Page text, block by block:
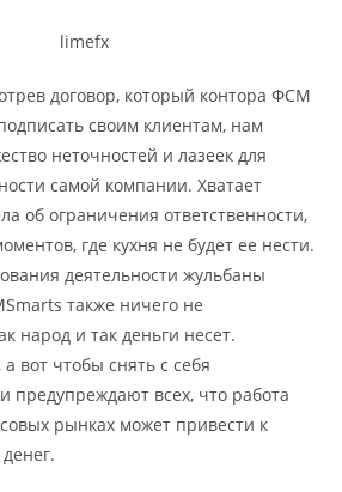
договор, который контора ФСМ
своим клиентам, нам
неточностей и лазеек для
самой компании. Хватает
об ограничения ответственности,
где кухня не будет ее нести.
деятельности жульбаны
также ничего не
народ и так деньги несет.
вот чтобы снять с себя
предупреждают всех, что работа
рынках может привести к